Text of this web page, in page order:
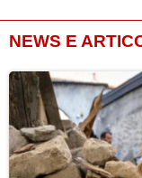
NEWS E